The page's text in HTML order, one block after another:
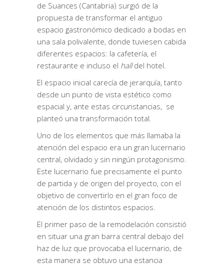
de Suances (Cantabria) surgió de la
propuesta de transformar el antiguo
espacio gastronómico dedicado a bodas en
una sala polivalente, donde tuviesen cabida
diferentes espacios: la cafetería, el
restaurante e incluso el halldel hotel.
El espacio inicial carecía de jerarquía, tanto
desde un punto de vista estético como
espacial y, ante estas circunstancias, se
planteó una transformación total.
Uno de los elementos que más llamaba la
atención del espacio era un gran lucernario
central, olvidado y sin ningún protagonismo.
Este lucernario fue precisamente el punto
de partida y de origen del proyecto, con el
objetivo de convertirlo en el gran foco de
atención de los distintos espacios.
El primer paso de la remodelación consistió
en situar una gran barra central debajo del
haz de luz que provocaba el lucernario, de
esta manera se obtuvo una estancia